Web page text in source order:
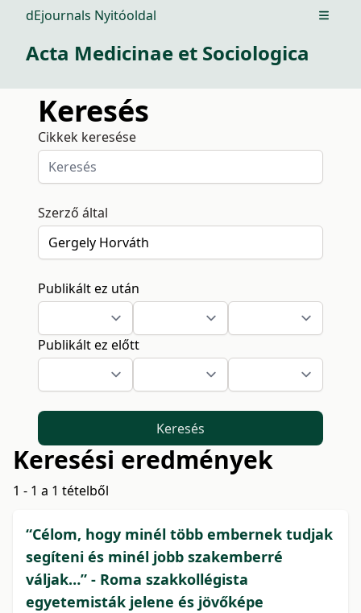
dEjournals Nyitóoldal Open
Acta Medicinae et Sociologica
Keresés
Cikkek keresése
Szerző által
Publikált ez után
Publikált ez előtt
Keresés
Keresési eredmények
1 - 1 a 1 tételből
“Célom, hogy minél több embernek tudjak
segíteni és minél jobb szakemberré
váljak…” - Roma szakkollégista
egyetemisták jelene és jövőképe